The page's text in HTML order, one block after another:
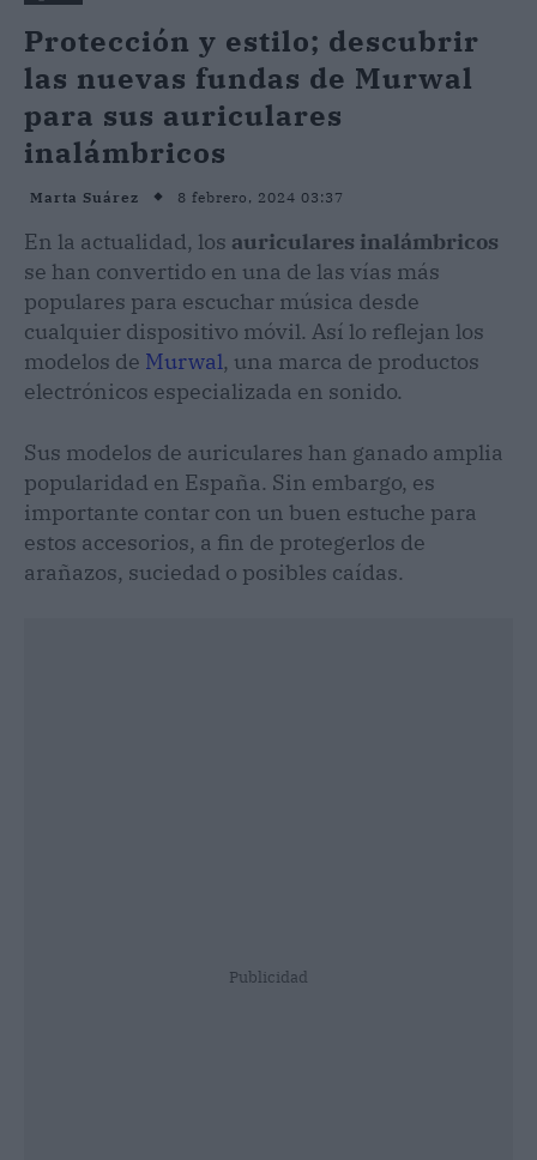
Protección y estilo; descubrir
las nuevas fundas de Murwal
para sus auriculares
inalámbricos
Marta Suárez 8 febrero, 2024 03:37
En la actualidad, los auriculares inalámbricos
se han convertido en una de las vías más
populares para escuchar música desde
cualquier dispositivo móvil. Así lo reflejan los
modelos de Murwal, una marca de productos
electrónicos especializada en sonido.
Sus modelos de auriculares han ganado amplia
popularidad en España. Sin embargo, es
importante contar con un buen estuche para
estos accesorios, a fin de protegerlos de
arañazos, suciedad o posibles caídas.
Publicidad